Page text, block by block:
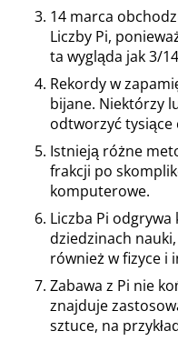
14 marca
Liczby Pi,
ta wygląda jak 3/
Rekordy w
bijane. Niektórzy
odtworzyć tysiące
Istnieją różne
frakcji po
komputerowe.
Liczba Pi
dziedzinach
również w fizyce i
Zabawa z Pi nie
znajduje
sztuce, na